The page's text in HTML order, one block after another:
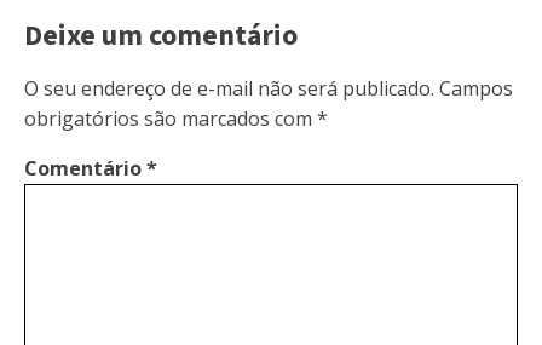
Deixe um comentário
O seu endereço de e-mail não será publicado. Campos
obrigatórios são marcados com *
Comentário*